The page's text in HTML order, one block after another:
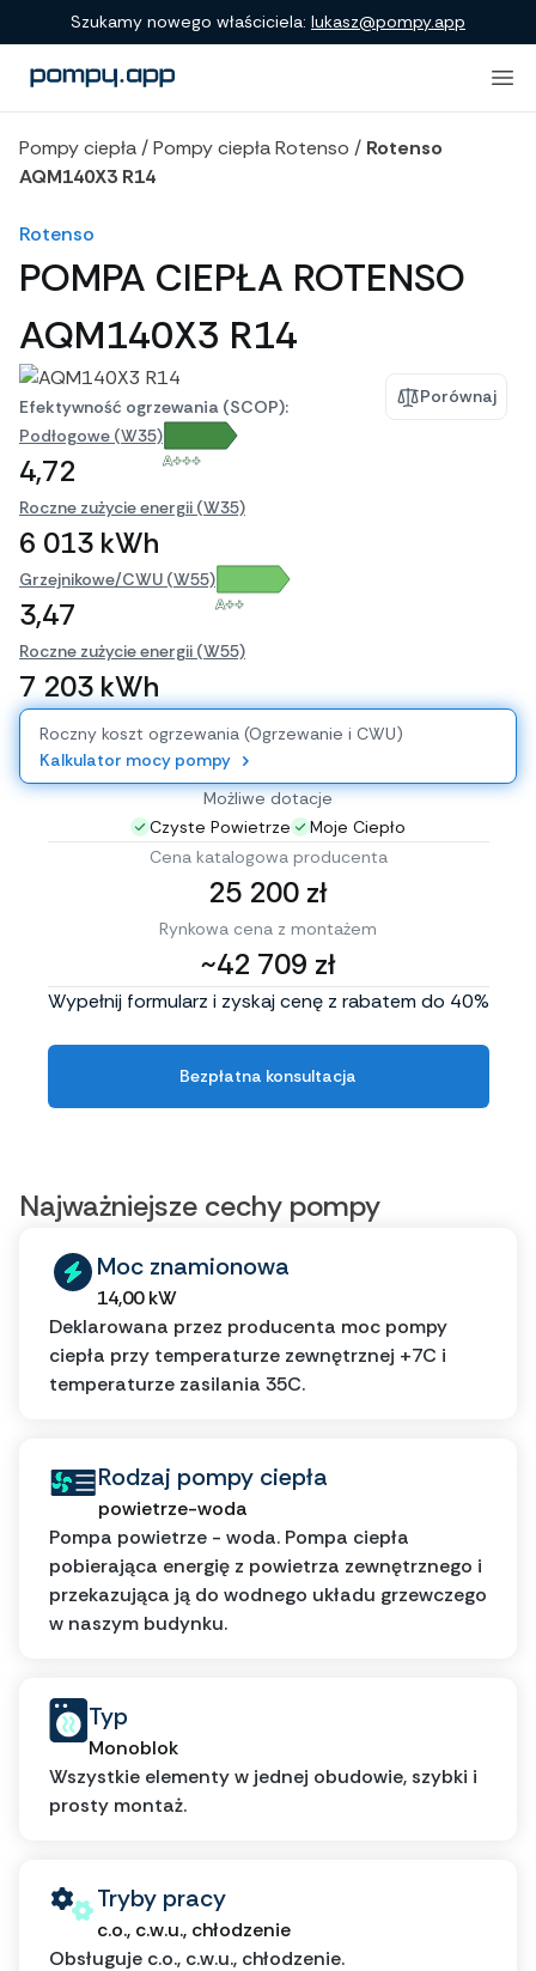
Porównanie produktów
Szukamy nowego właściciela: lukasz@pompy.app
Pompy ciepła /Pompy ciepła Rotenso / Rotenso
AQM140X3 R14
Rotenso
POMPA CIEPŁA ROTENSO
AQM140X3 R14
Porównaj
Efektywność ogrzewania (SCOP):
Podłogowe (W35)
4,72 A+++
Roczne zużycie energii (W35)
6 013 kWh
Grzejnikowe/CWU (W55)
3,47 A++
Roczne zużycie energii (W55)
7 203 kWh
Roczny koszt ogrzewania (Ogrzewanie i CWU)
Kalkulator mocy pompy
Możliwe dotacje
Czyste Powietrze
Moje Ciepło
Cena katalogowa producenta
25 200 zł
Rynkowa cena z montażem
~42 709 zł
Wypełnij formularz i zyskaj cenę z rabatem do 40%
Bezpłatna konsultacja
Najważniejsze cechy pompy
Moc znamionowa
14,00 kW
Deklarowana przez producenta moc pompy
ciepła przy temperaturze zewnętrznej +7C i
temperaturze zasilania 35C.
Rodzaj pompy ciepła
powietrze-woda
Pompa powietrze - woda. Pompa ciepła
pobierająca energię z powietrza zewnętrznego i
przekazująca ją do wodnego układu grzewczego
w naszym budynku.
Typ
Monoblok
Wszystkie elementy w jednej obudowie, szybki i
prosty montaż.
Tryby pracy
c.o., c.w.u., chłodzenie
Obsługuje c.o., c.w.u., chłodzenie.